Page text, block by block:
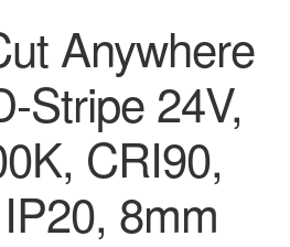
Anywhere
Stripe 24V,
CRI90,
8mm